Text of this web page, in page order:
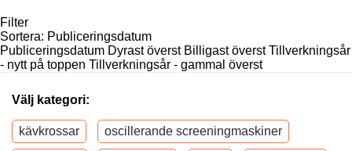
Filter
Sortera: Publiceringsdatum
Publiceringsdatum Dyrast överst Billigast överst Tillverkningsår
- nytt på toppen Tillverkningsår - gammal överst
Välj kategori:
kävkrossar oscillerande screeningmaskiner